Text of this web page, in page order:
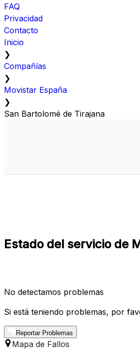
FAQ
Privacidad
Contacto
Inicio
❯
Compañías
❯
Movistar España
❯
San Bartolomé de Tirajana
Estado del servicio de
No detectamos problemas
Si está teniendo problemas, por
Reportar Problemas
Mapa de Fallos